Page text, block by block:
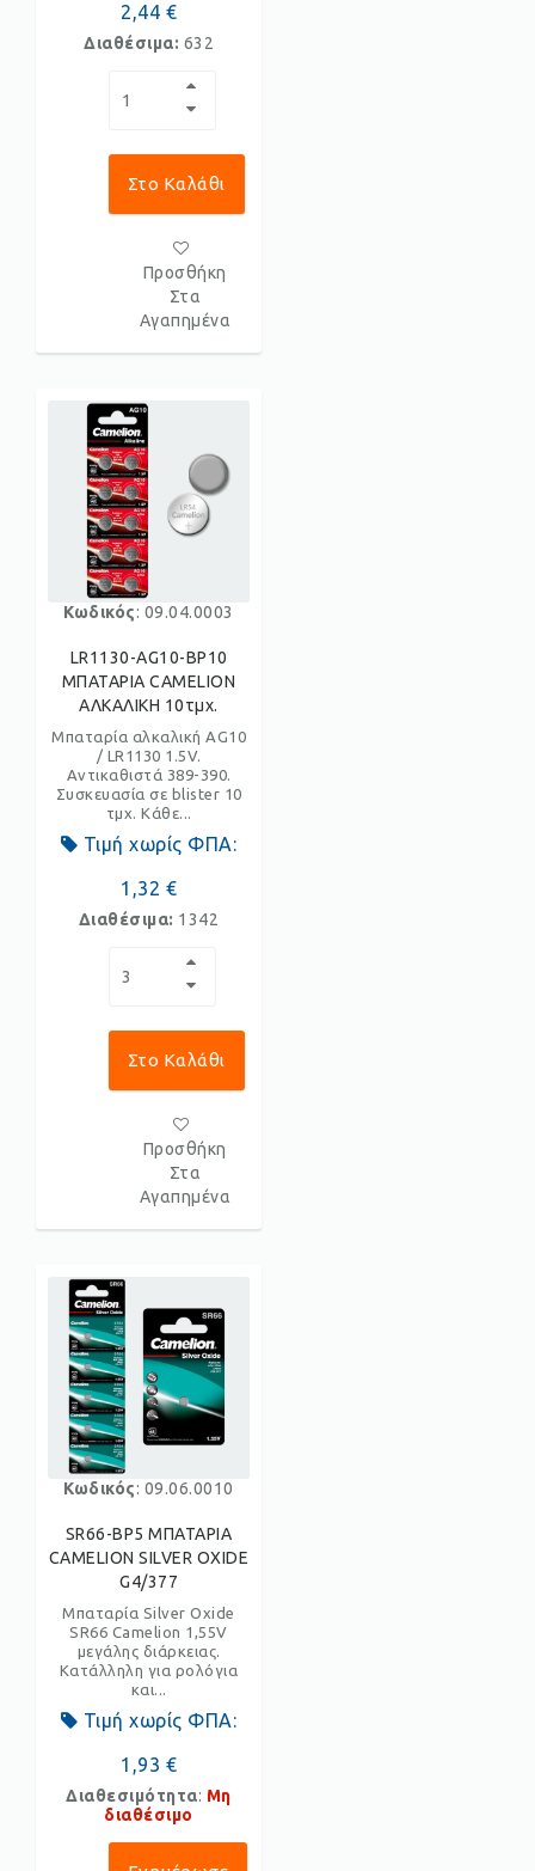
2,44 €
Διαθέσιμα: 632
Στο Καλάθι
Προσθήκη
Στα
Αγαπημένα
Κωδικός: 09.04.0003
LR1130-AG10-BP10
ΜΠΑΤΑΡΙΑ CAMELION
ΑΛΚΑΛΙΚΗ 10τμχ.
Μπαταρία αλκαλική AG10
/ LR1130 1.5V.
Αντικαθιστά 389-390.
Συσκευασία σε blister 10
τμχ. Κάθε...
Τιμή χωρίς ΦΠΑ:
1,32 €
Διαθέσιμα: 1342
Στο Καλάθι
Προσθήκη
Στα
Αγαπημένα
Κωδικός: 09.06.0010
SR66-BP5 ΜΠΑΤΑΡΙΑ
CAMELION SILVER OXIDE
G4/377
Μπαταρία Silver Oxide
SR66 Camelion 1,55V
μεγάλης διάρκειας.
Κατάλληλη για ρολόγια
και...
Τιμή χωρίς ΦΠΑ:
1,93 €
Διαθεσιμότητα: Μη
διαθέσιμο